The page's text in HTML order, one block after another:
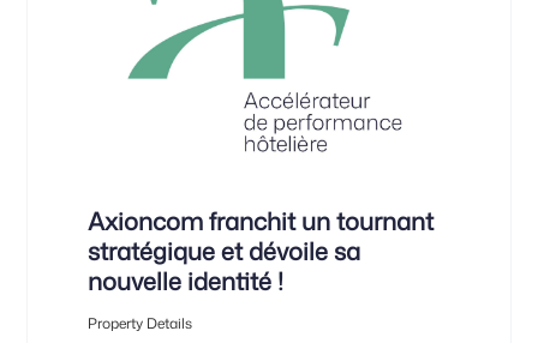
Axioncom franchit un tournant
stratégique et dévoile sa
nouvelle identité !
Property Details